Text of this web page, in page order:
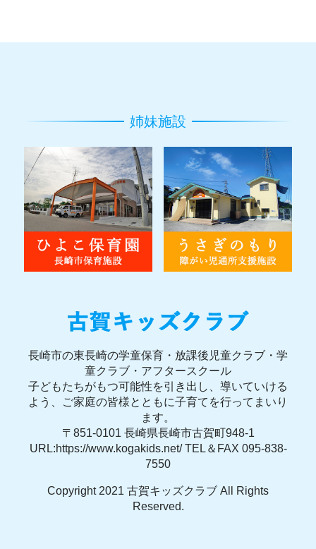
姉妹施設
長崎市の東長崎の学童保育・放課後児童クラブ・学
童クラブ・アフタースクール
子どもたちがもつ可能性を引き出し、導いていける
よう、ご家庭の皆様とともに子育てを行ってまいり
ます。
〒851-0101 長崎県長崎市古賀町948-1
URL:https://www.kogakids.net/ TEL＆FAX 095-838-
7550
Copyright 2021 古賀キッズクラブ All Rights
Reserved.